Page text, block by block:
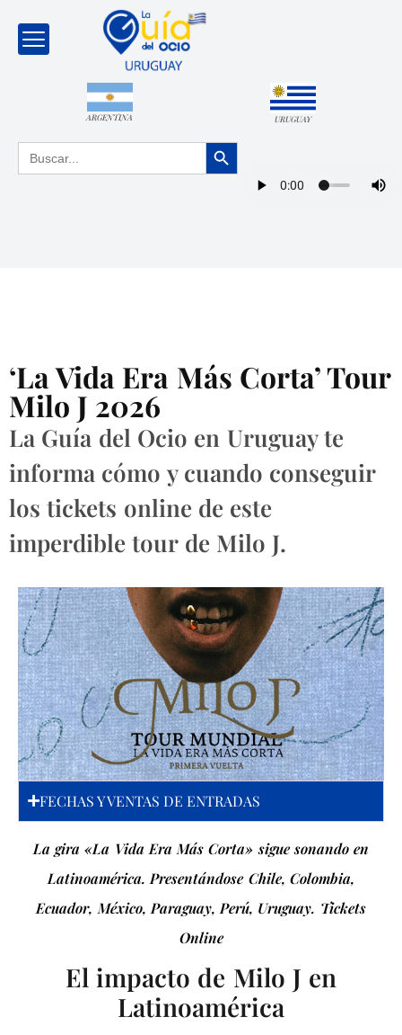
ARGENTINA URUGUAY
Buscar: Botón de búsqueda
‘La Vida Era Más Corta’ Tour
Milo J 2026
La Guía del Ocio en Uruguay te
informa cómo y cuando conseguir
los tickets online de este
imperdible tour de Milo J.
FECHAS Y VENTAS DE ENTRADAS
La gira «La Vida Era Más Corta» sigue sonando en
Latinoamérica. Presentándose Chile, Colombia,
Ecuador, México, Paraguay, Perú, Uruguay. Tickets
Online
El impacto de Milo J en
Latinoamérica